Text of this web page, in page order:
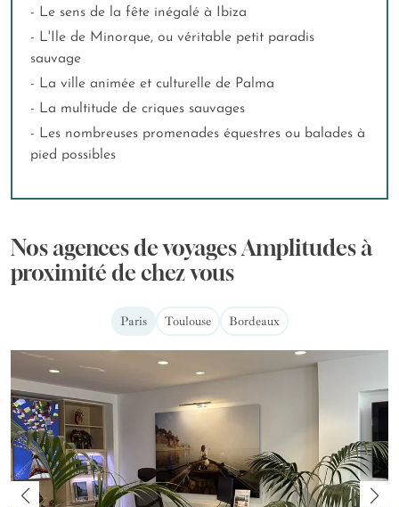
- Le sens de la fête inégalé à Ibiza
- L'Ile de Minorque, ou véritable petit paradis
sauvage
- La ville animée et culturelle de Palma
- La multitude de criques sauvages
- Les nombreuses promenades équestres ou balades à
pied possibles
Nos agences de voyages Amplitudes à
proximité de chez vous
Paris Toulouse Bordeaux